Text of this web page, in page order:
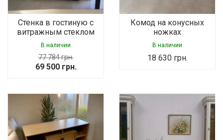
Стенка в гостиную с
витражным стеклом
77 784грн.
Original
77
784 грн..
69 500 грн.Current
69
500 грн..
В наличии
Комод на конусных
ножках
18 630 грн.
В наличии